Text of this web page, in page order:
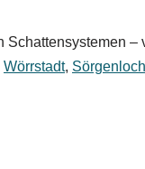
Wörrstadt, Sörgenloch